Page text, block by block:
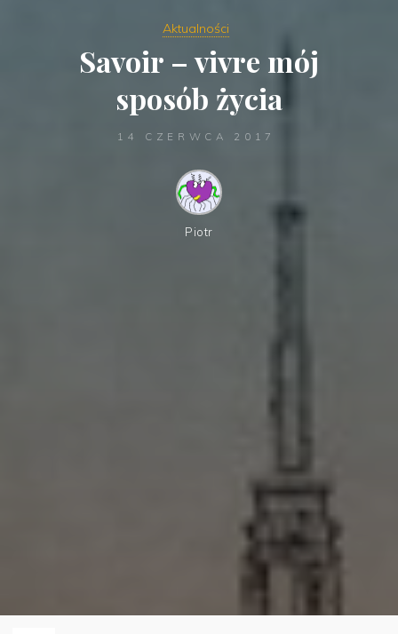
Aktualności
Savoir – vivre mój
sposób życia
14 CZERWCA 2017
Piotr